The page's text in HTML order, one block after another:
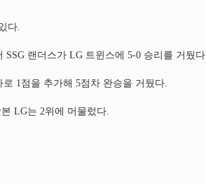
다.
랜더스가 LG 트윈스에 5-0 승리를 거뒀다.
1점을 추가해 5점차 완승을 거뒀다.
LG는 2위에 머물렀다.